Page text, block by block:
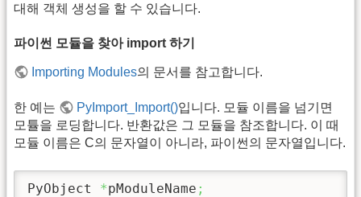
대해 객체 생성을 할 수 있습니다.
파이썬 모듈을 찾아 import 하기
Importing Modules의 문서를 참고합니다.
한 예는 PyImport_Import()입니다. 모듈 이름을 넘기면
모튤을 로딩합니다. 반환값은 그 모듈을 참조합니다. 이 때
모듈 이름은 C의 문자열이 아니라, 파이썬의 문자열입니다.
PyObject *pModuleName ;